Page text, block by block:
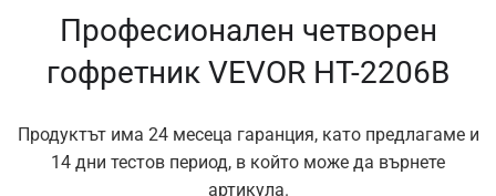
Професионален четворен
гофретник VEVOR HT-2206B
Продуктът има 24 месеца гаранция, като предлагаме и
14 дни тестов период, в който може да върнете
артикула.